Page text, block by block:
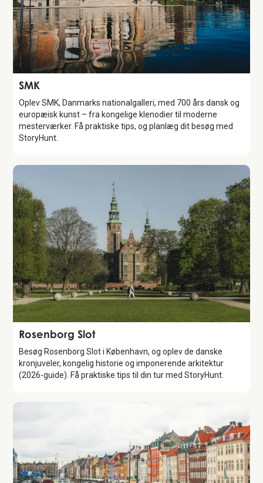
Attraction
SMK
Oplev SMK, Danmarks nationalgalleri, med 700 års dansk og
europæisk kunst – fra kongelige klenodier til moderne
mesterværker. Få praktiske tips, og planlæg dit besøg med
StoryHunt.
Attraction
Rosenborg Slot
Besøg Rosenborg Slot i København, og oplev de danske
kronjuveler, kongelig historie og imponerende arkitektur
(2026-guide). Få praktiske tips til din tur med StoryHunt.